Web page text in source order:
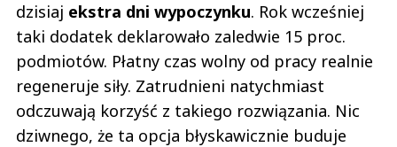
dzisiaj ekstra dni wypoczynku. Rok wcześniej
taki dodatek deklarowało zaledwie 15 proc.
podmiotów. Płatny czas wolny od pracy realnie
regeneruje siły. Zatrudnieni natychmiast
odczuwają korzyść z takiego rozwiązania. Nic
dziwnego, że ta opcja błyskawicznie buduje